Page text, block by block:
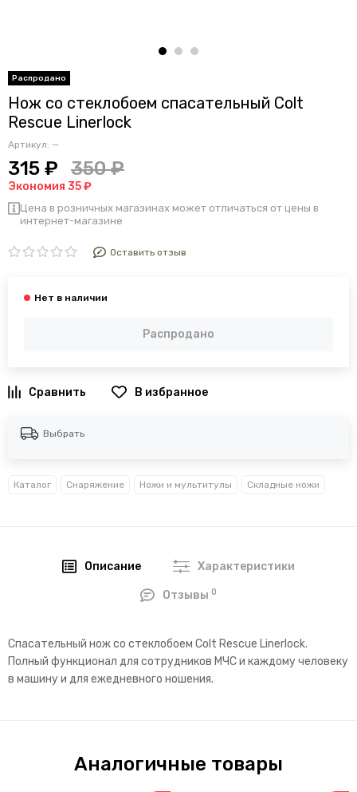
Нож со стеклобоем спасательный Colt
Rescue Linerlock
Артикул: —
315 ₽ 350 ₽
Экономия 35 ₽
Цена в розничных магазинах может отличаться от цены в
интернет-магазине
Оставить отзыв
Распродано
В избранное
Выбрать
Каталог Снаряжение Ножи и мультитулы Складные ножи
Описание Характеристики
Отзывы0
Спасательный нож со стеклобоем Colt Rescue Linerlock.
Полный функционал для сотрудников МЧС и каждому человеку
в машину и для ежедневного ношения.
Аналогичные товары